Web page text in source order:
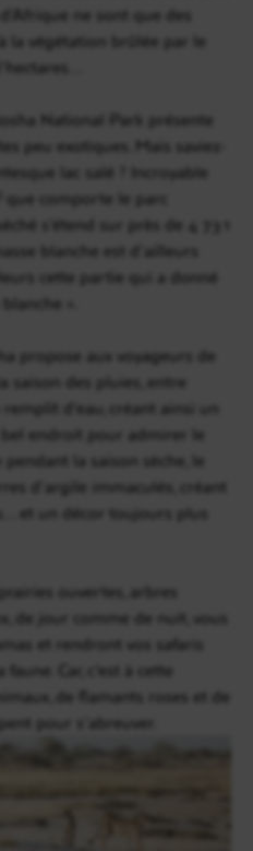
ne sont que des
la végétation brûlée par le
National Park présente
peu exotiques. Mais saviez-
lac salé ? Incroyable
que comporte le parc
s’étend sur près de 4 731
blanche est d’ailleurs
cette partie qui a donné
».
propose aux voyageurs de
saison des pluies, entre
d’eau, créant ainsi un
bel endroit pour admirer le
pendant la saison sèche, le
d’argile immaculés, créant
et un décor toujours plus
ouvertes, arbres
de jour comme de nuit, vous
et rendront vos safaris
Car, c’est à cette
de flamants roses et de
pour s’abreuver.